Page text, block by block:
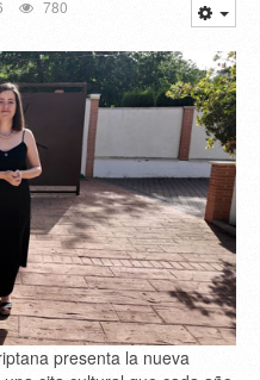
780
presenta la nueva